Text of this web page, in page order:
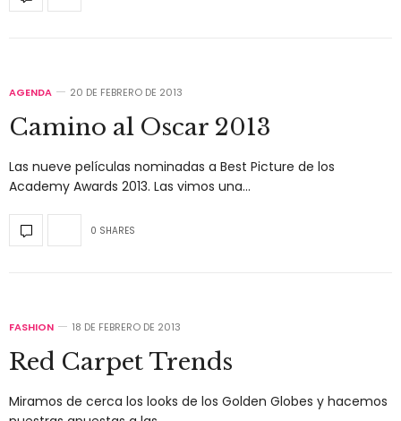
AGENDA 20 DE FEBRERO DE 2013
Camino al Oscar 2013
Las nueve películas nominadas a Best Picture de los
Academy Awards 2013. Las vimos una…
0 SHARES
FASHION 18 DE FEBRERO DE 2013
Red Carpet Trends
Miramos de cerca los looks de los Golden Globes y hacemos